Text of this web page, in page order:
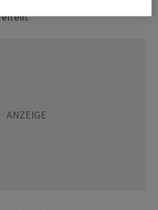
ein.